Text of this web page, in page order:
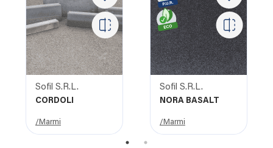
Sofil S.R.L.
CORDOLI
/Marmi
Sofil S.R.L.
NORA BASALT
/Marmi
1 2